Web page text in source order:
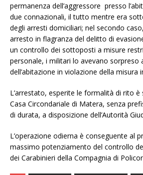
permanenza dell’aggressore presso
due connazionali, il tutto mentre era
degli arresti domiciliari; nel secondo
arresto in flagranza del delitto di
un controllo dei sottoposti a misure
personale, i militari lo avevano sorpreso
dell’abitazione in violazione della misura
L’arrestato, esperite le formalità di rito
Casa Circondariale di Matera, senza
di durata, a disposizione dell’Autorità
L’operazione odierna è conseguente al
massimo potenziamento del controllo
dei Carabinieri della Compagnia di